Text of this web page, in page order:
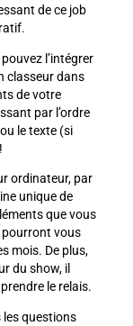
de ce job
l’intégrer
classeur dans
de votre
par l’ordre
le texte (si
ordinateur, par
unique de
que vous
pourront vous
mois. De plus,
du show, il
le relais.
les questions